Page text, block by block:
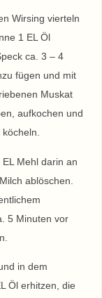
Wirsing vierteln
1 EL Öl
ca. 3 – 4
fügen und mit
Muskat
aufkochen und
Mehl darin an
ablöschen.
5 Minuten vor
in dem
Öl erhitzen, die